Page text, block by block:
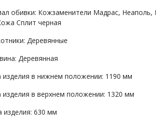
обивки: Кожзаменители Мадрас,
Сплит черная
Деревянные
Деревянная
изделия в нижнем положении: 1190 мм
в верхнем положении: 1320 мм
изделия: 630 мм